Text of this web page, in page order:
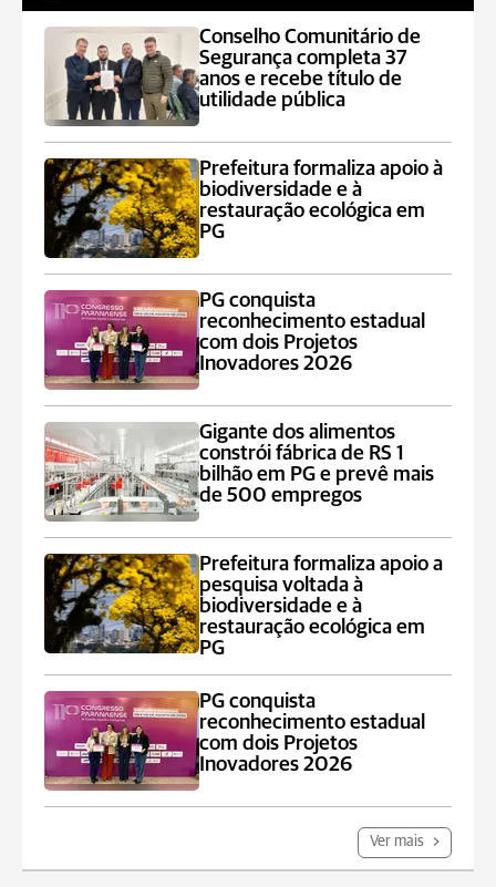
Conselho Comunitário de
Segurança completa 37
anos e recebe título de
utilidade pública
Prefeitura formaliza apoio à
biodiversidade e à
restauração ecológica em
PG
PG conquista
reconhecimento estadual
com dois Projetos
Inovadores 2026
Gigante dos alimentos
constrói fábrica de RS 1
bilhão em PG e prevê mais
de 500 empregos
Prefeitura formaliza apoio a
pesquisa voltada à
biodiversidade e à
restauração ecológica em
PG
PG conquista
reconhecimento estadual
com dois Projetos
Inovadores 2026
Ver mais